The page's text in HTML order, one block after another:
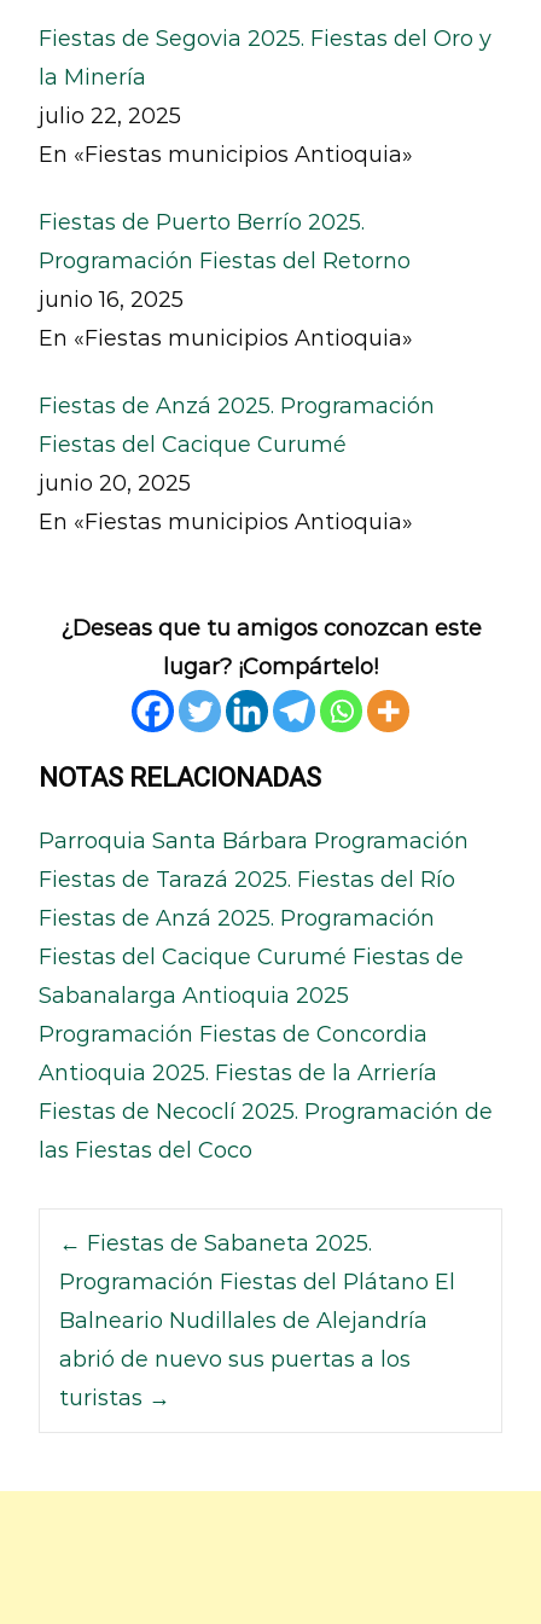
Fiestas de Segovia 2025. Fiestas del Oro y
la Minería
julio 22, 2025
En «Fiestas municipios Antioquia»
Fiestas de Puerto Berrío 2025.
Programación Fiestas del Retorno
junio 16, 2025
En «Fiestas municipios Antioquia»
Fiestas de Anzá 2025. Programación
Fiestas del Cacique Curumé
junio 20, 2025
En «Fiestas municipios Antioquia»
¿Deseas que tu amigos conozcan este
lugar? ¡Compártelo!
NOTAS RELACIONADAS
Parroquia Santa Bárbara Programación
Fiestas de Tarazá 2025. Fiestas del Río
Fiestas de Anzá 2025. Programación
Fiestas del Cacique Curumé Fiestas de
Sabanalarga Antioquia 2025
Programación Fiestas de Concordia
Antioquia 2025. Fiestas de la Arriería
Fiestas de Necoclí 2025. Programación de
las Fiestas del Coco
← Fiestas de Sabaneta 2025.
Programación Fiestas del Plátano El
Balneario Nudillales de Alejandría
abrió de nuevo sus puertas a los
turistas →